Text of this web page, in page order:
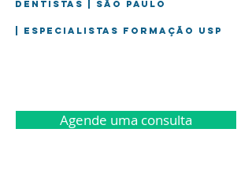
Dentistas | São Paulo
| Especialistas formação USP
Agende uma consulta